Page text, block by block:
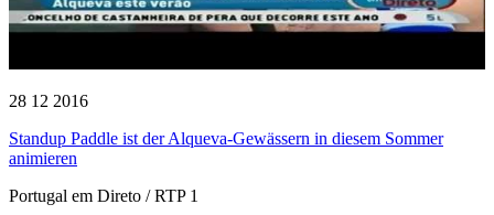
28 12 2016
Standup Paddle ist der Alqueva-Gewässern in diesem Sommer
animieren
Portugal em Direto / RTP 1